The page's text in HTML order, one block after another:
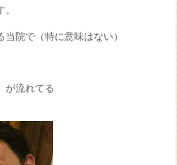
院で（特に意味はない）
が流れてる